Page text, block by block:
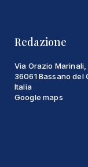
Redazione
Via Orazio Marinali,
36061 Bassano del
Italia
Google maps